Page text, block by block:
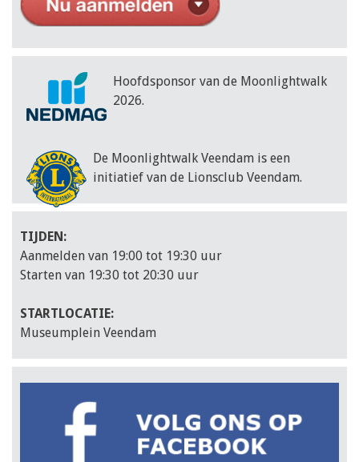
Hoofdsponsor van de Moonlightwalk
2026.
De Moonlightwalk Veendam is een
initiatief van de Lionsclub Veendam.
TIJDEN:
Aanmelden van 19:00 tot 19:30 uur
Starten van 19:30 tot 20:30 uur
STARTLOCATIE:
Museumplein Veendam